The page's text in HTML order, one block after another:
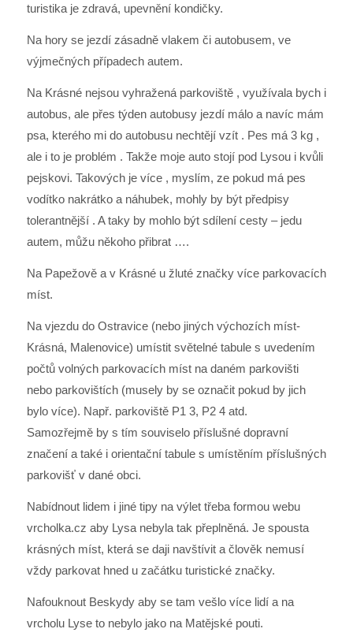
turistika je zdravá, upevnění kondičky.
Na hory se jezdí zásadně vlakem či autobusem, ve
výjmečných případech autem.
Na Krásné nejsou vyhražená parkoviště , využívala bych i
autobus, ale přes týden autobusy jezdí málo a navíc mám
psa, kterého mi do autobusu nechtějí vzít . Pes má 3 kg ,
ale i to je problém . Takže moje auto stojí pod Lysou i kvůli
pejskovi. Takových je více , myslím, ze pokud má pes
vodítko nakrátko a náhubek, mohly by být předpisy
tolerantnější . A taky by mohlo být sdílení cesty – jedu
autem, můžu někoho přibrat ….
Na Papežově a v Krásné u žluté značky více parkovacích
míst.
Na vjezdu do Ostravice (nebo jiných výchozích míst-
Krásná, Malenovice) umístit světelné tabule s uvedením
počtů volných parkovacích míst na daném parkovišti
nebo parkovištích (musely by se označit pokud by jich
bylo více). Např. parkoviště P1 3, P2 4 atd.
Samozřejmě by s tím souviselo příslušné dopravní
značení a také i orientační tabule s umístěním příslušných
parkovišť v dané obci.
Nabídnout lidem i jiné tipy na výlet třeba formou webu
vrcholka.cz aby Lysa nebyla tak přeplněná. Je spousta
krásných míst, která se daji navštívit a člověk nemusí
vždy parkovat hned u začátku turistické značky.
Nafouknout Beskydy aby se tam vešlo více lidí a na
vrcholu Lyse to nebylo jako na Matějské pouti.